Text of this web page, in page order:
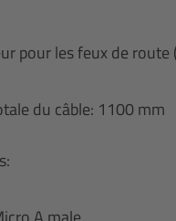
pour les feux de route
du câble: 1100 mm